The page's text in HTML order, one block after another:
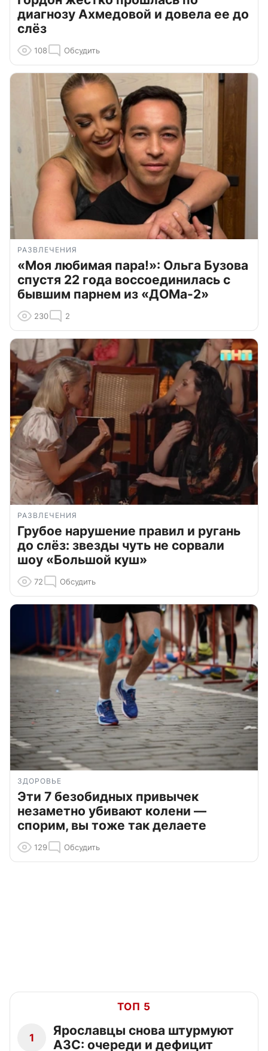
диагнозу Ахмедовой и довела ее до
слёз
108 Обсудить
РАЗВЛЕЧЕНИЯ
«Моя любимая пара!»: Ольга Бузова
спустя 22 года воссоединилась с
бывшим парнем из «ДОМа-2»
230 2
РАЗВЛЕЧЕНИЯ
Грубое нарушение правил и ругань
до слёз: звезды чуть не сорвали
шоу «Большой куш»
72 Обсудить
ЗДОРОВЬЕ
Эти 7 безобидных привычек
незаметно убивают колени —
спорим, вы тоже так делаете
129 Обсудить
ТОП 5
1
Ярославцы снова штурмуют
АЗС: очереди и дефицит